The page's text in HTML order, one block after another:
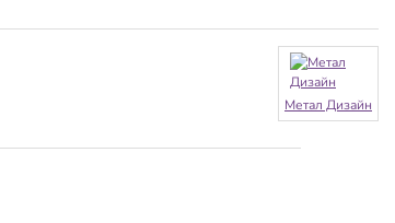
Метал Дизайн